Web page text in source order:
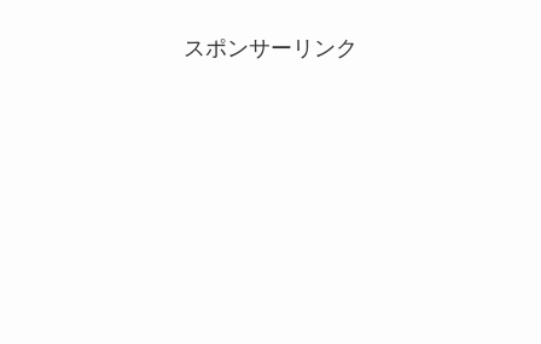
スポンサーリンク